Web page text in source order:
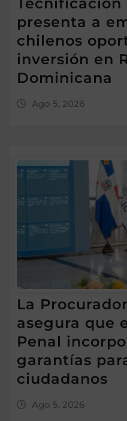
presenta a
chilenos
inversión en
Dominicana
Ago 5, 2026
La
asegura que
Penal
garantías
ciudadanos
Ago 5, 2026